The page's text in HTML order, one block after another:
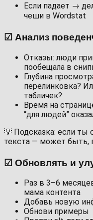
Если падает →
чеши в Wordstat
☑ Анализ
Отказы: люди
пообещала в
Глубина
перелинковка?
табличек?
Время на
“для людей”
💡 Подсказка: если ты
текста — может быть,
☑ Обновлять и
Раз в 3–6
мама контента
Добавь новую
Обнови примеры